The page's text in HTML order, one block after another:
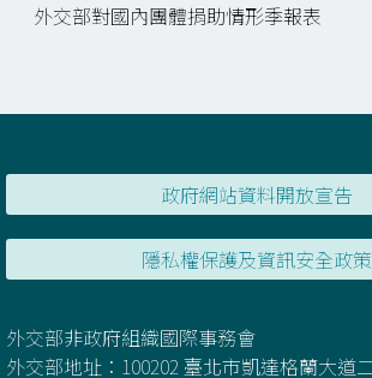
外交部對國內團體捐助情形季報表
政府網站資料開放宣告
隱私權保護及資訊安全政策
外交部非政府組織國際事務會
外交部地址：100202 臺北市凱達格蘭大道